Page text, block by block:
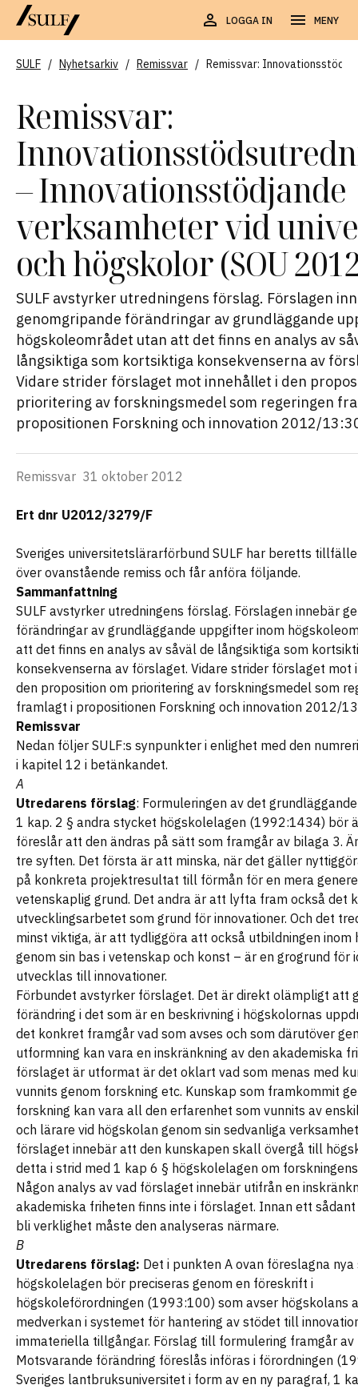
LOGGA IN MENY
SULF / Nyhetsarkiv / Remissvar / Remissvar:
Remissvar:
– Innovationsstödjande
verksamheter vid
och högskolor (SOU
SULF avstyrker utredningens förslag. Förslagen
genomgripande förändringar av grundläggande
högskoleområdet utan att det finns en analys av
långsiktiga som kortsiktiga konsekvenserna av
Vidare strider förslaget mot innehållet i den
prioritering av forskningsmedel som regeringen
propositionen Forskning och innovation 2012/
Remissvar 31 oktober 2012
Ert dnr U2012/3279/F
Sveriges universitetslärarförbund SULF har beretts
över ovanstående remiss och får anföra följande.
Sammanfattning
SULF avstyrker utredningens förslag. Förslagen innebär
förändringar av grundläggande uppgifter inom
att det finns en analys av såväl de långsiktiga som
konsekvenserna av förslaget. Vidare strider förslaget mot
den proposition om prioritering av forskningsmedel som
framlagt i propositionen Forskning och innovation 2012/
Remissvar
Nedan följer SULF:s synpunkter i enlighet med den
i kapitel 12 i betänkandet.
A
Utredarens förslag: Formuleringen av det
1 kap. 2 § andra stycket högskolelagen (1992:1434) bör
föreslår att den ändras på sätt som framgår av bilaga 3.
tre syften. Det första är att minska, när det gäller
på konkreta projektresultat till förmån för en mera
vetenskaplig grund. Det andra är att lyfta fram också det
utvecklingsarbetet som grund för innovationer. Och det
minst viktiga, är att tydliggöra att också utbildningen inom
genom sin bas i vetenskap och konst – är en grogrund för
utvecklas till innovationer.
Förbundet avstyrker förslaget. Det är direkt olämpligt att
förändring i det som är en beskrivning i högskolornas
det konkret framgår vad som avses och som därutöver
utformning kan vara en inskränkning av den akademiska
förslaget är utformat är det oklart vad som menas med
vunnits genom forskning etc. Kunskap som framkommit
forskning kan vara all den erfarenhet som vunnits av
och lärare vid högskolan genom sin sedvanliga
förslaget innebär att den kunskapen skall övergå till
detta i strid med 1 kap 6 § högskolelagen om
Någon analys av vad förslaget innebär utifrån en
akademiska friheten finns inte i förslaget. Innan ett
bli verklighet måste den analyseras närmare.
B
Utredarens förslag: Det i punkten A ovan föreslagna
högskolelagen bör preciseras genom en föreskrift i
högskoleförordningen (1993:100) som avser högskolans
medverkan i systemet för hantering av stödet till
immateriella tillgångar. Förslag till formulering framgår av
Motsvarande förändring föreslås införas i förordningen
Sveriges lantbruksuniversitet i form av en ny paragraf, 1